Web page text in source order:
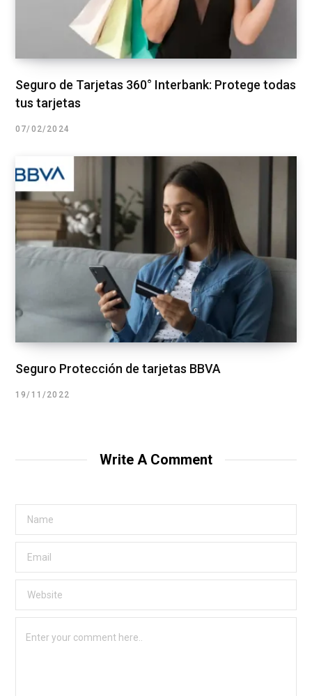
Seguro de Tarjetas 360° Interbank: Protege todas
tus tarjetas
07/02/2024
Seguro Protección de tarjetas BBVA
19/11/2022
Write A Comment